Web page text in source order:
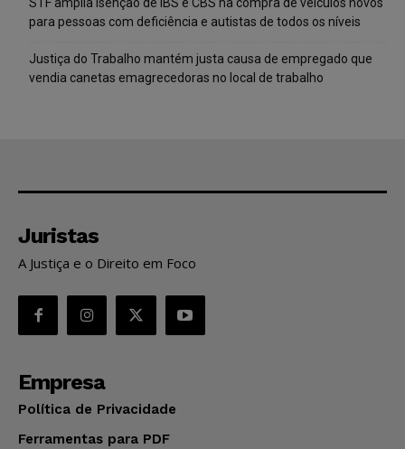
para pessoas com deficiência e autistas de todos os níveis
Justiça do Trabalho mantém justa causa de empregado que
vendia canetas emagrecedoras no local de trabalho
Juristas
A Justiça e o Direito em Foco
Empresa
Política de Privacidade
Ferramentas para PDF